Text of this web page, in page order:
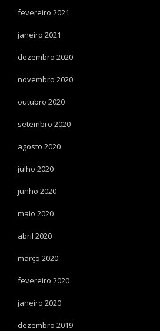
fevereiro 2021
janeiro 2021
dezembro 2020
novembro 2020
outubro 2020
setembro 2020
agosto 2020
julho 2020
junho 2020
maio 2020
abril 2020
março 2020
fevereiro 2020
janeiro 2020
dezembro 2019